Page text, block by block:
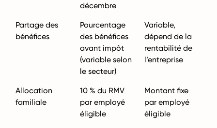
décembre
Partage des
bénéfices
Pourcentage
des bénéfices
avant impôt
(variable selon
le secteur)
Variable,
dépend de la
rentabilité de
l’entreprise
Allocation
familiale
10 % du RMV
par employé
éligible
Montant fixe
par employé
éligible